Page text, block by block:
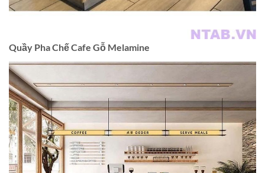
Quầy Pha Chế Cafe Gỗ Melamine